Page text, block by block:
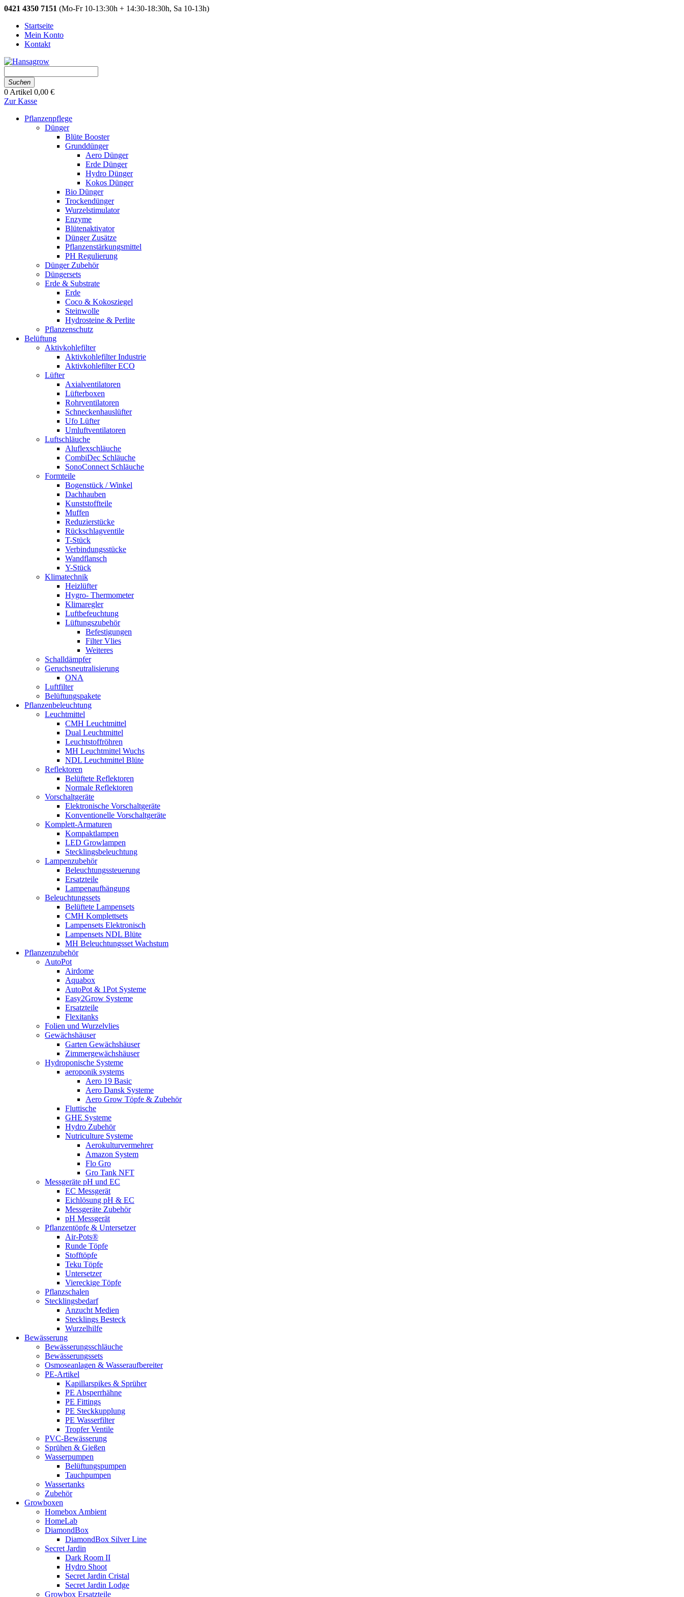
0421 4350 7151 (Mo-Fr 10-13:30h + 14:30-18:30h, Sa 10-13h)
Startseite
Mein Konto
Kontakt
Suchen
0 Artikel 0,00 €
Zur Kasse
Pflanzenpflege
Dünger
Blüte Booster
Grunddünger
Aero Dünger
Erde Dünger
Hydro Dünger
Kokos Dünger
Bio Dünger
Trockendünger
Wurzelstimulator
Enzyme
Blütenaktivator
Dünger Zusätze
Pflanzenstärkungsmittel
PH Regulierung
Dünger Zubehör
Düngersets
Erde & Substrate
Erde
Coco & Kokosziegel
Steinwolle
Hydrosteine & Perlite
Pflanzenschutz
Belüftung
Aktivkohlefilter
Aktivkohlefilter Industrie
Aktivkohlefilter ECO
Lüfter
Axialventilatoren
Lüfterboxen
Rohrventilatoren
Schneckenhauslüfter
Ufo Lüfter
Umluftventilatoren
Luftschläuche
Aluflexschläuche
CombiDec Schläuche
SonoConnect Schläuche
Formteile
Bogenstück / Winkel
Dachhauben
Kunststoffteile
Muffen
Reduzierstücke
Rückschlagventile
T-Stück
Verbindungsstücke
Wandflansch
Y-Stück
Klimatechnik
Heizlüfter
Hygro- Thermometer
Klimaregler
Luftbefeuchtung
Lüftungszubehör
Befestigungen
Filter Vlies
Weiteres
Schalldämpfer
Geruchsneutralisierung
ONA
Luftfilter
Belüftungspakete
Pflanzenbeleuchtung
Leuchtmittel
CMH Leuchtmittel
Dual Leuchtmittel
Leuchtstoffröhren
MH Leuchtmittel Wuchs
NDL Leuchtmittel Blüte
Reflektoren
Belüftete Reflektoren
Normale Reflektoren
Vorschaltgeräte
Elektronische Vorschaltgeräte
Konventionelle Vorschaltgeräte
Komplett-Armaturen
Kompaktlampen
LED Growlampen
Stecklingsbeleuchtung
Lampenzubehör
Beleuchtungssteuerung
Ersatzteile
Lampenaufhängung
Beleuchtungssets
Belüftete Lampensets
CMH Komplettsets
Lampensets Elektronisch
Lampensets NDL Blüte
MH Beleuchtungsset Wachstum
Pflanzenzubehör
AutoPot
Airdome
Aquabox
AutoPot & 1Pot Systeme
Easy2Grow Systeme
Ersatzteile
Flexitanks
Folien und Wurzelvlies
Gewächshäuser
Garten Gewächshäuser
Zimmergewächshäuser
Hydroponische Systeme
aeroponik systems
Aero 19 Basic
Aero Dansk Systeme
Aero Grow Töpfe & Zubehör
Fluttische
GHE Systeme
Hydro Zubehör
Nutriculture Systeme
Aerokulturvermehrer
Amazon System
Flo Gro
Gro Tank NFT
Messgeräte pH und EC
EC Messgerät
Eichlösung pH & EC
Messgeräte Zubehör
pH Messgerät
Pflanzentöpfe & Untersetzer
Air-Pots®
Runde Töpfe
Stofftöpfe
Teku Töpfe
Untersetzer
Viereckige Töpfe
Pflanzschalen
Stecklingsbedarf
Anzucht Medien
Stecklings Besteck
Wurzelhilfe
Bewässerung
Bewässerungsschläuche
Bewässerungssets
Osmoseanlagen & Wasseraufbereiter
PE-Artikel
Kapillarspikes & Sprüher
PE Absperrhähne
PE Fittings
PE Steckkupplung
PE Wasserfilter
Tropfer Ventile
PVC-Bewässerung
Sprühen & Gießen
Wasserpumpen
Belüftungspumpen
Tauchpumpen
Wassertanks
Zubehör
Growboxen
Homebox Ambient
HomeLab
DiamondBox
DiamondBox Silver Line
Secret Jardin
Dark Room II
Hydro Shoot
Secret Jardin Cristal
Secret Jardin Lodge
Growbox Ersatzteile